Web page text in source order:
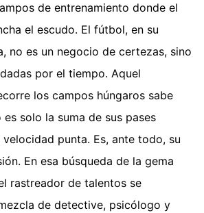
de entrenamiento donde el
el escudo. El fútbol, en su
no es un negocio de certezas, sino
por el tiempo. Aquel
los campos húngaros sabe
solo la suma de sus pases
punta. Es, ante todo, su
En esa búsqueda de la gema
rastreador de talentos se
de detective, psicólogo y